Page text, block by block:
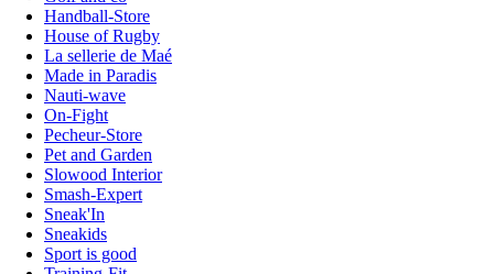
Handball-Store
House of Rugby
La sellerie de Maé
Made in Paradis
Nauti-wave
On-Fight
Pecheur-Store
Pet and Garden
Slowood Interior
Smash-Expert
Sneak'In
Sneakids
Sport is good